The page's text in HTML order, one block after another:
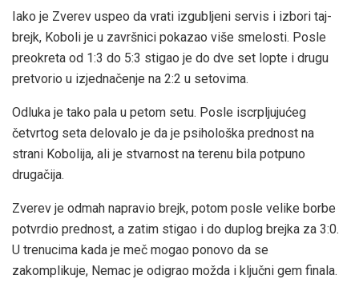
Iako je Zverev uspeo da vrati izgubljeni servis i izbori taj-
brejk, Koboli je u završnici pokazao više smelosti. Posle
preokreta od 1:3 do 5:3 stigao je do dve set lopte i drugu
pretvorio u izjednačenje na 2:2 u setovima.
Odluka je tako pala u petom setu. Posle iscrpljujućeg
četvrtog seta delovalo je da je psihološka prednost na
strani Kobolija, ali je stvarnost na terenu bila potpuno
drugačija.
Zverev je odmah napravio brejk, potom posle velike borbe
potvrdio prednost, a zatim stigao i do duplog brejka za 3:0.
U trenucima kada je meč mogao ponovo da se
zakomplikuje, Nemac je odigrao možda i ključni gem finala.